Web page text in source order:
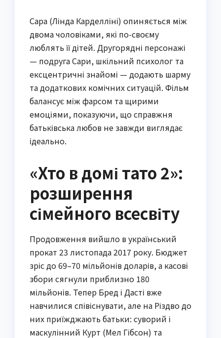
Сара (Лінда Карделліні) опиняється між
двома чоловіками, які по-своєму
люблять її дітей. Другорядні персонажі
— подруга Сари, шкільний психолог та
ексцентричні знайомі — додають шарму
та додаткових комічних ситуацій. Фільм
балансує між фарсом та щирими
емоціями, показуючи, що справжня
батьківська любов не завжди виглядає
ідеально.
«Хто в домі тато 2»:
розширення
сімейного всесвіту
Продовження вийшло в український
прокат 23 листопада 2017 року. Бюджет
зріс до 69–70 мільйонів доларів, а касові
збори сягнули приблизно 180
мільйонів. Тепер Бред і Дасті вже
навчилися співіснувати, але на Різдво до
них приїжджають батьки: суворий і
маскулінний Курт (Мел Гібсон) та